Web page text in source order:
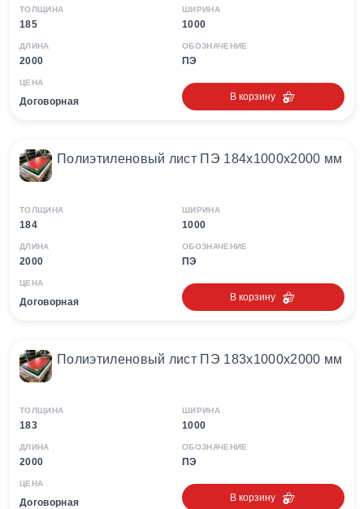
ТОЛЩИНА
185
ШИРИНА
1000
ДЛИНА
2000
ОБОЗНАЧЕНИЕ
ПЭ
ЦЕНА
Договорная В корзину
Полиэтиленовый лист ПЭ 184х1000х2000 мм
ТОЛЩИНА
184
ШИРИНА
1000
ДЛИНА
2000
ОБОЗНАЧЕНИЕ
ПЭ
ЦЕНА
Договорная В корзину
Полиэтиленовый лист ПЭ 183х1000х2000 мм
ТОЛЩИНА
183
ШИРИНА
1000
ДЛИНА
2000
ОБОЗНАЧЕНИЕ
ПЭ
ЦЕНА
Договорная В корзину